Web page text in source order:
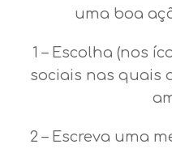
uma boa
1 – Escolha (nos
sociais nas quais
2 – Escreva uma